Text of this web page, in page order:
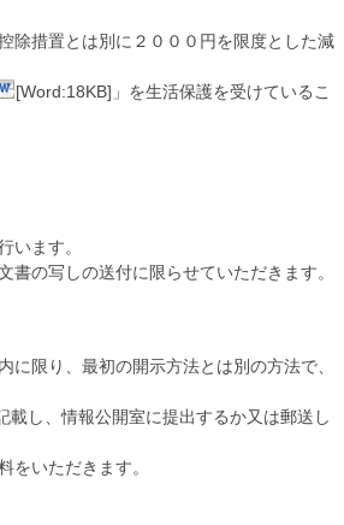
除措置とは別に２０００円を限度とした減
[Word:18KB]」を生活保護を受けているこ
います。
の写しの送付に限らせていただきます。
限り、最初の開示方法とは別の方法で、
載し、情報公開室に提出するか又は郵送し
をいただきます。